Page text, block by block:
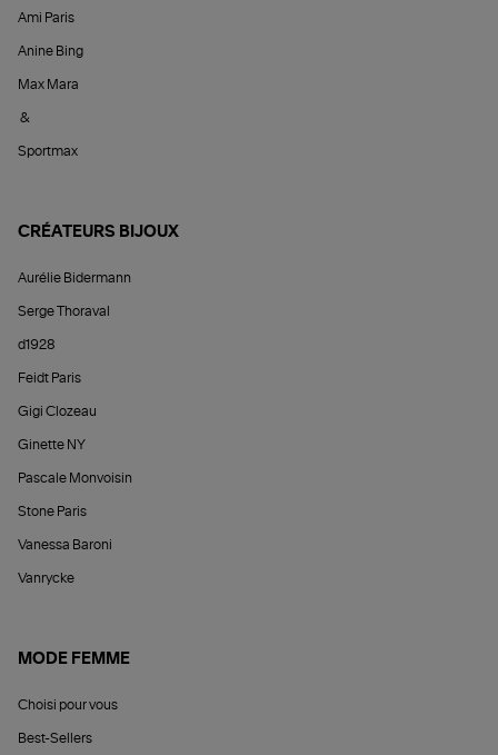
Ami Paris
Anine Bing
Max Mara
&
Sportmax
CRÉATEURS BIJOUX
Aurélie Bidermann
Serge Thoraval
d1928
Feidt Paris
Gigi Clozeau
Ginette NY
Pascale Monvoisin
Stone Paris
Vanessa Baroni
Vanrycke
MODE FEMME
Choisi pour vous
Best-Sellers